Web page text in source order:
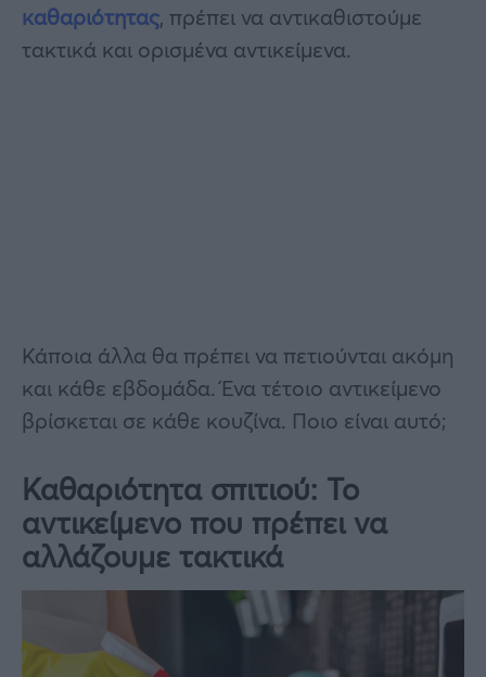
καθαριότητας, πρέπει να αντικαθιστούμε
τακτικά και ορισμένα αντικείμενα.
Κάποια άλλα θα πρέπει να πετιούνται ακόμη
και κάθε εβδομάδα. Ένα τέτοιο αντικείμενο
βρίσκεται σε κάθε κουζίνα. Ποιο είναι αυτό;
Καθαριότητα σπιτιού: Το
αντικείμενο που πρέπει να
αλλάζουμε τακτικά